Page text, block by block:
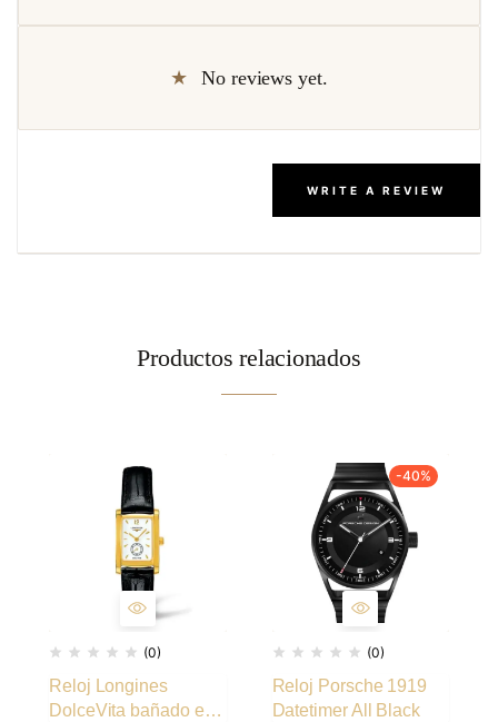
No reviews yet.
WRITE A REVIEW
Productos relacionados
(0)
Reloj Longines
DolceVita bañado en
-40%
(0)
Reloj Porsche 1919
Datetimer All Black